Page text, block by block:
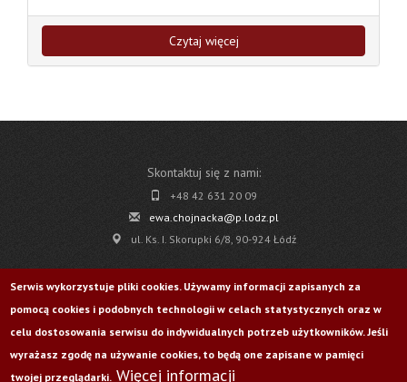
Czytaj więcej
Skontaktuj się z nami:
+48 42 631 20 09
ewa.chojnacka@p.lodz.pl
ul. Ks. I. Skorupki 6/8, 90-924 Łódź
Pobierz
Życie Uczelni nr 176
Odwiedź nas na:
Serwis wykorzystuje pliki cookies. Używamy informacji zapisanych za
pomocą cookies i podobnych technologii w celach statystycznych oraz w
celu dostosowania serwisu do indywidualnych potrzeb użytkowników. Jeśli
wyrażasz zgodę na używanie cookies, to będą one zapisane w pamięci
twojej przeglądarki. Więcej informacji